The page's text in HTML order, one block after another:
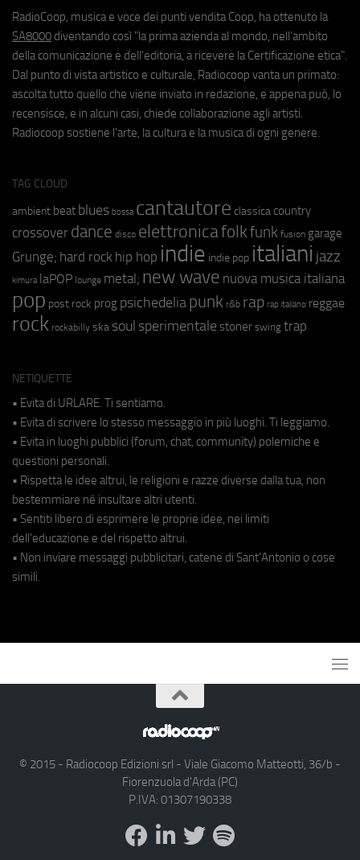
RadioCoop, musica e voce dei punti vendita Coop, ha ottenuto la
SA8000 diventando così "la prima azienda al mondo, nell'ambito
della comunicazione e dell'editoria, a ricevere la Certificazione etica".
Dal punto di vista artistico e culturale, Radiocoop vanta un primato:
ascolta tutto quello che viene inviato in redazione, e appena può, lo
recensisce, e in alcuni casi, chiede collaborazione agli artisti.
Radiocoop sostiene l'arte, la cultura e la musica di ogni genere.
TAG CLOUD
ambient beat blues bossa cantautore classica country
crossover dance disco elettronicafolkfunk fusion garage
Grunge; hard rock hip hop indie indie pop italiani jazz
kimura laPOP lounge metal; new wave nuova musica italiana
pop post rock prog psichedeliapunk r&b rap rap italiano reggae
rock rockabilly ska soul sperimentale stoner swing trap
NETIQUETTE
• Evita di URLARE. Ti sentiamo.
• Evita di scrivere lo stesso messaggio in più luoghi. Ti leggiamo.
• Evita in luoghi pubblici (forum, chat, community) polemiche e
questioni personali.
• Rispetta le idee altrui, le religioni e razze diverse dalla tua, non
bestemmiare né insultare altri utenti.
• Sentiti libero di esprimere le proprie idee, nei limiti
dell'educazione e del rispetto altrui.
• Non inviare messaggi pubblicitari, catene di Sant'Antonio o cose
simili.
© 2015 - Radiocoop Edizioni srl - Viale Giacomo Matteotti, 36/b -
Fiorenzuola d'Arda (PC)
P.IVA: 01307190338